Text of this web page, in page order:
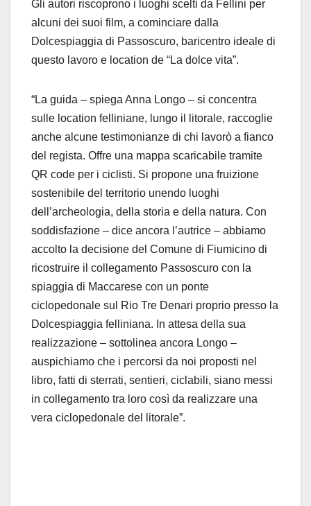
Gli autori riscoprono i luoghi scelti da Fellini per
alcuni dei suoi film, a cominciare dalla
Dolcespiaggia di Passoscuro, baricentro ideale di
questo lavoro e location de “La dolce vita”.
“La guida – spiega Anna Longo – si concentra
sulle location felliniane, lungo il litorale, raccoglie
anche alcune testimonianze di chi lavorò a fianco
del regista. Offre una mappa scaricabile tramite
QR code per i ciclisti. Si propone una fruizione
sostenibile del territorio unendo luoghi
dell’archeologia, della storia e della natura. Con
soddisfazione – dice ancora l’autrice – abbiamo
accolto la decisione del Comune di Fiumicino di
ricostruire il collegamento Passoscuro con la
spiaggia di Maccarese con un ponte
ciclopedonale sul Rio Tre Denari proprio presso la
Dolcespiaggia felliniana. In attesa della sua
realizzazione – sottolinea ancora Longo –
auspichiamo che i percorsi da noi proposti nel
libro, fatti di sterrati, sentieri, ciclabili, siano messi
in collegamento tra loro così da realizzare una
vera ciclopedonale del litorale”.